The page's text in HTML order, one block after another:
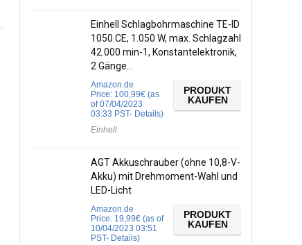
Einhell Schlagbohrmaschine TE-ID
1050 CE, 1.050 W, max. Schlagzahl
42.000 min-1, Konstantelektronik,
2 Gänge…
Amazon.de
Price: 100,99€ (as
of 07/04/2023
03:33 PST- Details)
Einhell
PRODUKT
KAUFEN
AGT Akkuschrauber (ohne 10,8-V-
Akku) mit Drehmoment-Wahl und
LED-Licht
Amazon.de
Price: 19,99€ (as of
10/04/2023 03:51
PST- Details)
PRODUKT
KAUFEN